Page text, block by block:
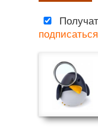
подписаться